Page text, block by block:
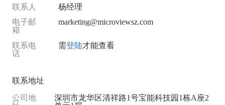
联系人
杨经理
电子邮
箱
marketing@microviewsz.com
联系电
话
需登陆才能查看
联系地址
公司地
深圳市龙华区清祥路1号宝能科技园1栋A座2